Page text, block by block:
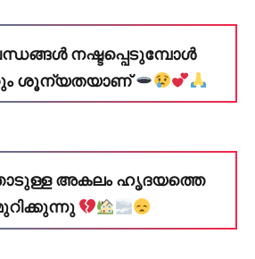
നഷ്ടപ്പെടുമ്പോൾ
ശൂന്യതയാണ്
അകലം ഹൃദയത്തെ